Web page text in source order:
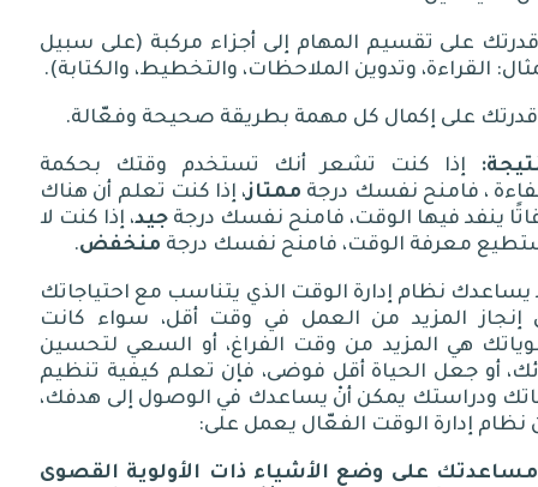
على تقسيم المهام إلى أجزاء مركبة (على سبيل
: القراءة، وتدوين الملاحظات، والتخطيط، والكتابة).
قدرتك على إكمال كل مهمة بطريقة صحيحة وفعّالة.
:
إذا كنت تشعر أنك تستخدم وقتك بحكمة
، فامنح نفسك درجة ممتاز، إذا كنت تعلم أن هناك
ينفد فيها الوقت، فامنح نفسك درجة جيد، إذا كنت لا
معرفة الوقت، فامنح نفسك درجة منخفض.
يساعدك نظام إدارة الوقت الذي يتناسب مع احتياجاتك
إنجاز المزيد من العمل في وقت أقل، سواء كانت
هي المزيد من وقت الفراغ، أو السعي لتحسين
أو جعل الحياة أقل فوضى، فإن تعلم كيفية تنظيم
ودراستك يمكن أنْ يساعدك في الوصول إلى هدفك،
نظام إدارة الوقت الفعّال يعمل على:
مساعدتك على وضع الأشياء ذات الأولوية القصوى